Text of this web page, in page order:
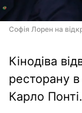
Софія Лорен на
Кінодіва
ресторану
Карло Понті.